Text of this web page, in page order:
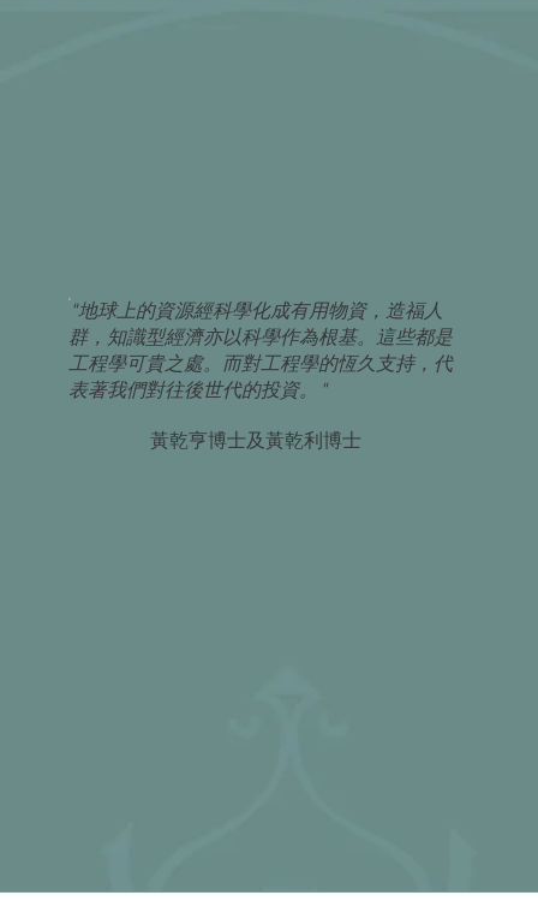
"地球上的資源經科學化成有用物資，造福人
群，知識型經濟亦以科學作為根基。這些都是
工程學可貴之處。而對工程學的恆久支持，代
表著我們對往後世代的投資。"
黃乾亨博士及黃乾利博士